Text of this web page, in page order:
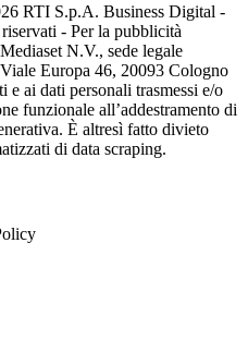
RTI S.p.A. Business Digital -
- Per la pubblicità
N.V., sede legale
Europa 46, 20093 Cologno
e ai dati personali trasmessi e/o
funzionale all’addestramento di
È altresì fatto divieto
di data scraping.